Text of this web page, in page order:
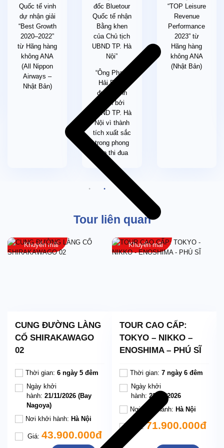
Quốc tế vinh
dự nhận giải
“Best Growth
2020–2022”
từ Hãng hàng
không ANA
(All Nippon
Airways –
Nhật Bản)
đốc Bluetour
Quốc tế nhận
Bằng khen
của Chủ tịch
UBND TP. Hà
Nội”
“Ông Phạm
Hải Bằng
được vinh
danh bởi
UBND TP. Hà
Nội vì thành
tích xuất sắc
trong phong
trào thi đua
“TOP Leisure
Revenue
Performance
2023” từ
Hãng hàng
không ANA
(Nhật Bản)
Tour liên quan
Khuyến mãi
CUNG ĐƯỜNG LÀNG
CỔ SHIRAKAWAGO
02
Thời gian: 6 ngày 5 đêm
Ngày khởi
hành: 21/11/2026 (Bay
Nagoya)
Nơi khởi hành: Hà Nội
Giá: 43.900.000đ
Khuyến mãi
TOUR CAO CẤP:
TOKYO – NIKKO –
ENOSHIMA – PHÚ SĨ
Thời gian: 7 ngày 6 đêm
Ngày khởi
hành: 22/10/2026
Nơi khởi hành: Hà Nội
Giá:71.900.000đ